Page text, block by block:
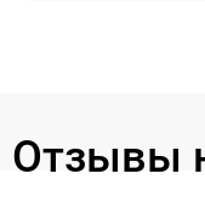
Отзывы